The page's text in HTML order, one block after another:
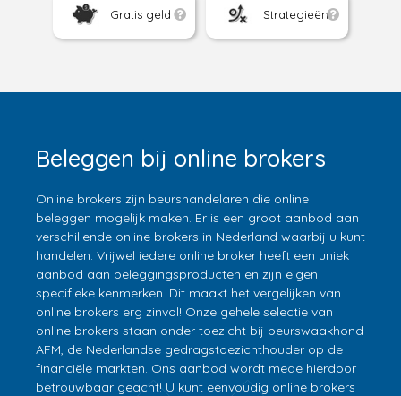
Gratis geld Strategieën
Beleggen bij online brokers
Online brokers zijn beurshandelaren die online
beleggen mogelijk maken. Er is een groot aanbod aan
verschillende online brokers in Nederland waarbij u kunt
handelen. Vrijwel iedere online broker heeft een uniek
aanbod aan beleggingsproducten en zijn eigen
specifieke kenmerken. Dit maakt het vergelijken van
online brokers erg zinvol! Onze gehele selectie van
online brokers staan onder toezicht bij beurswaakhond
AFM, de Nederlandse gedragstoezichthouder op de
financiële markten. Ons aanbod wordt mede hierdoor
betrouwbaar geacht! U kunt eenvoudig online brokers